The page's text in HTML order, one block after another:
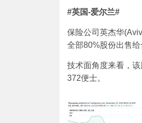
#英国-爱尔兰#
保险公司英杰华
全部80%股份出售给
技术面角度来看，
372便士。